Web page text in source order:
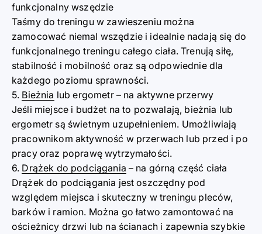
funkcjonalny wszędzie
Taśmy do treningu w zawieszeniu można
zamocować niemal wszędzie i idealnie nadają się do
funkcjonalnego treningu całego ciała. Trenują siłę,
stabilność i mobilność oraz są odpowiednie dla
każdego poziomu sprawności.
5. Bieżnia lub ergometr – na aktywne przerwy
Jeśli miejsce i budżet na to pozwalają, bieżnia lub
ergometr są świetnym uzupełnieniem. Umożliwiają
pracownikom aktywność w przerwach lub przed i po
pracy oraz poprawę wytrzymałości.
6. Drążek do podciągania – na górną część ciała
Drążek do podciągania jest oszczędny pod
względem miejsca i skuteczny w treningu pleców,
barków i ramion. Można go łatwo zamontować na
ościeżnicy drzwi lub na ścianach i zapewnia szybkie